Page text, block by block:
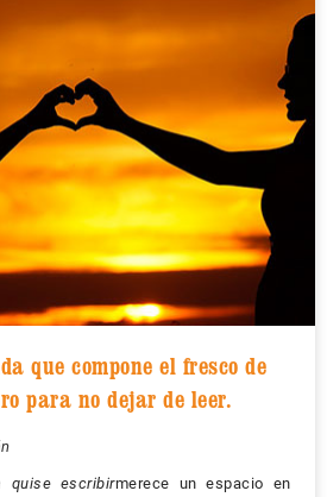
que compone el fresco de
para no dejar de leer.
quise escribirmerece un espacio en